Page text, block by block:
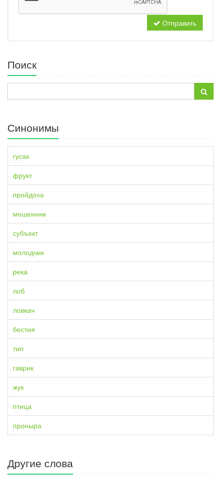
Отправить
Поиск
Синонимы
гусак
фрукт
пройдоха
мошенник
субъект
молодчик
река
лоб
ловкач
бестия
тип
гаврик
жук
птица
проныра
Другие слова